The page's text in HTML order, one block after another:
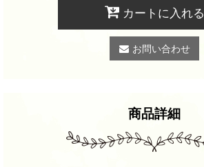
カートに入れる
お問い合わせ
商品詳細